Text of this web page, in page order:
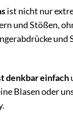
ist nicht nur
und Stößen,
denkbar einfach
Blasen oder